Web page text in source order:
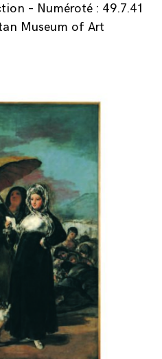
– Numéroté : 49.7.41
Museum of Art